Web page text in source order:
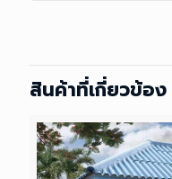
สินค้าที่เกี่ยวข้อง